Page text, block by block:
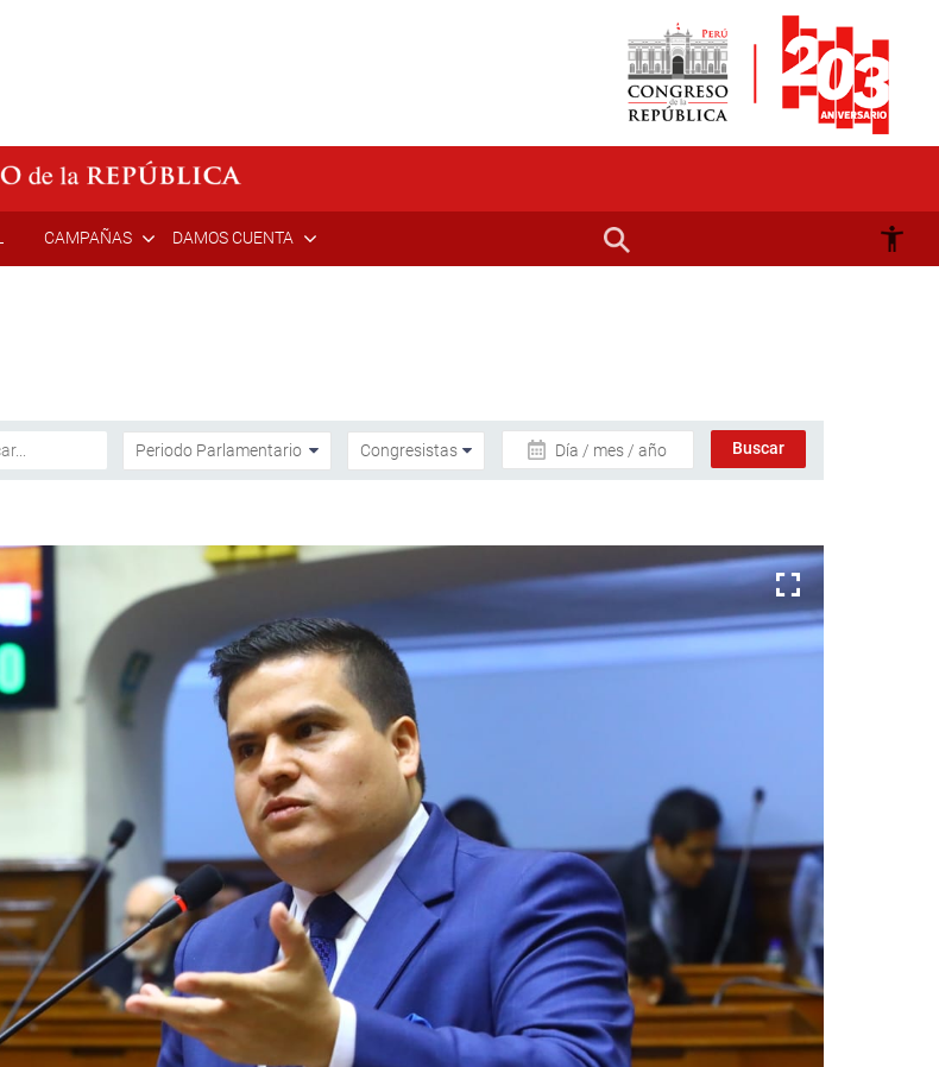
CAMPAÑAS DAMOS CUENTA
Día / mes / año